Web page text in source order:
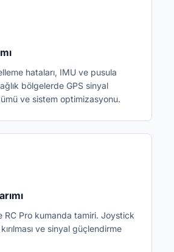
hataları, IMU ve pusula
bölgelerde GPS sinyal
ve sistem optimizasyonu.
RC Pro kumanda tamiri. Joystick
ve sinyal güçlendirme